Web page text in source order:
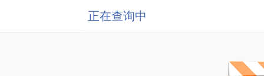
正在查询中